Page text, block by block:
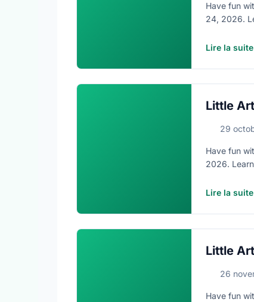
Have fun
24, 2026.
Lire la suite
Little
29
Have fun
2026.
Lire la suite
Little
26
Have fun